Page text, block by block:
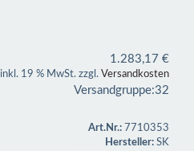
1.283,17 €
inkl. 19 % MwSt. zzgl. Versandkosten
Versandgruppe:32
Art.Nr.: 7710353
Hersteller: SK